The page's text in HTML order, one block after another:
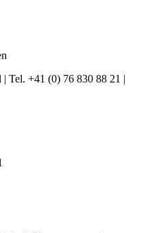
Tel. +41 (0) 76 830 88 21 |